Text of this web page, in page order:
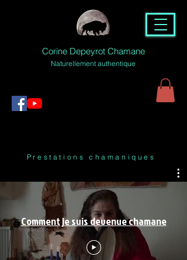
Corine Depeyrot Chamane
Naturellement authentique
Prestations chamaniques
Comment je suis devenue chamane